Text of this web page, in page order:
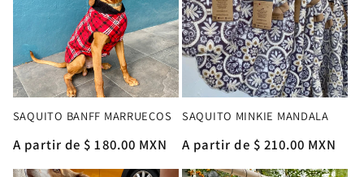
SAQUITO BANFF MARRUECOS
Precio
habitual
A partir de $ 180.00 MXN
SAQUITO MINKIE MANDALA
Precio
habitual
A partir de $ 210.00 MXN